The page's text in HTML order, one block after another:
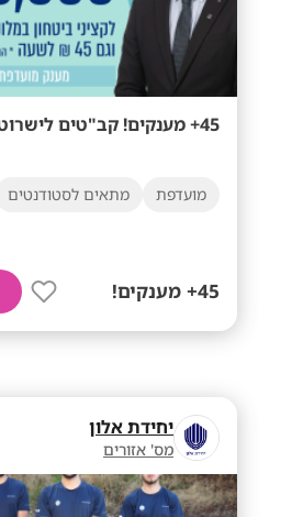
45+ מענקים! קב"טים לישרוטל באילת!
מועדפת מתאים לסטודנטים
45+ מענקים!
יחידת אלון
מס' אזורים